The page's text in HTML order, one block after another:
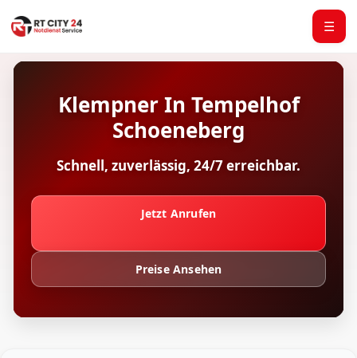
☰
Klempner In Tempelhof
Schoeneberg
Schnell, zuverlässig, 24/7 erreichbar.
Jetzt Anrufen
Preise Ansehen